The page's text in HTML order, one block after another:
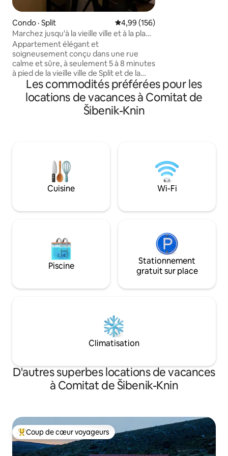
Condo · Split Note moyenne de 4,99 sur 5,
4,99 (156)
Marchez jusqu'à la vieille ville et à la plage
· Appartement moderne et paisible · OM
Appartement élégant et
soigneusement conçu dans une rue
calme et sûre, à seulement 5 à 8 minutes
à pied de la vieille ville de Split et de la
plage de Bačvice. Compact, mais
entièrement équipé de tout ce dont
vous avez besoin : planchers chauffants,
climatisation dans chaque pièce,
Vieille-Ville et de la plage ✔ Quartier
calme et sûr ✔ Logement élégant et
entièrement équipé ✔ Plancher
Climatisation dans chaque pièce
Les commodités préférées pour les
locations de vacances à Comitat de
Šibenik-Knin
Cuisine Wi-Fi
Piscine
Stationnement
gratuit sur place
Climatisation
D'autres superbes locations de vacances
à Comitat de Šibenik-Knin
Coup de cœur voyageurs parmi les plus aimés
Coup de cœur voyageurs